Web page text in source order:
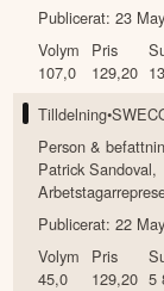
Publicerat:23
Volym
107,0
Pris
129,20
Tilldelning•
Person &
Patrick Sandoval,
Publicerat:22
Volym
45,0
Pris
129,20 5